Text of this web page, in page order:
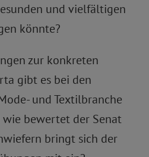
und vielfältigen
könnte?
zur konkreten
gibt es bei den
und Textilbranche
bewertet der Senat
bringt sich der